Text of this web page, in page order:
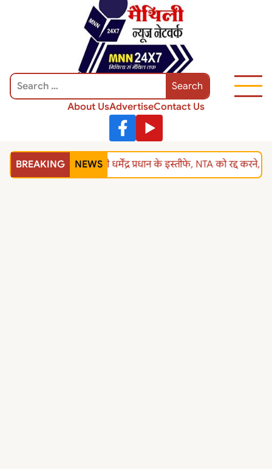
About UsAdvertiseContact Us
BREAKING NEWS
शिक्षा मंत्री धर्मेंद्र प्रधान के इस्तीफे, NTA को रद्द